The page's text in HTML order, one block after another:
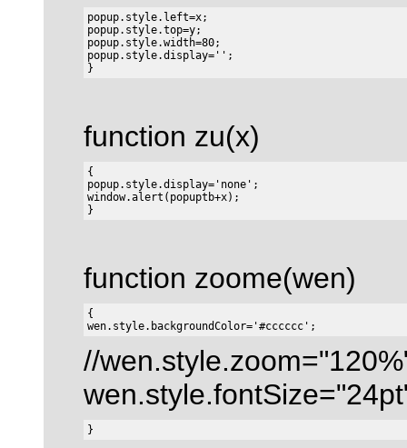
popup.style.left=x;
popup.style.top=y;
popup.style.width=80;
popup.style.display='';
function zu(x)
{
popup.style.display='none';
window.alert(popuptb+x);
function zoome(wen)
{
//